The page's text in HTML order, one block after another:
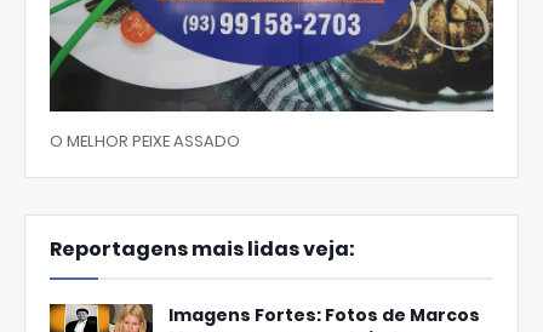
O MELHOR PEIXE ASSADO
Reportagens mais lidas veja:
Imagens Fortes: Fotos de Marcos